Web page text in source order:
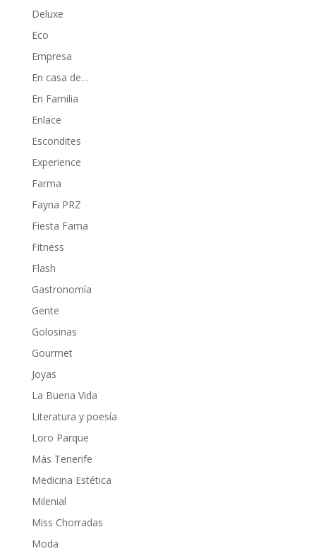
Deluxe
Eco
Empresa
En casa de…
En Familia
Enlace
Escondites
Experience
Farma
Fayna PRZ
Fiesta Fama
Fitness
Flash
Gastronomía
Gente
Golosinas
Gourmet
Joyas
La Buena Vida
Literatura y poesía
Loro Parque
Más Tenerife
Medicina Estética
Milenial
Miss Chorradas
Moda